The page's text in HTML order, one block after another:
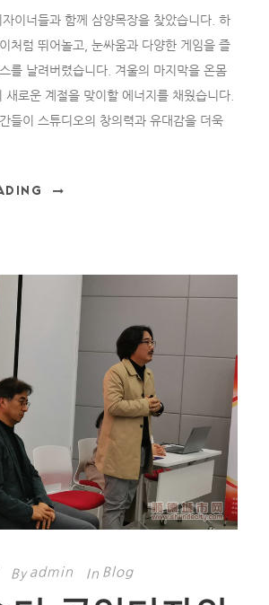
이너들과 함께 삼양목장을 찾았습니다. 하
처럼 뛰어놀고, 눈싸움과 다양한 게임을 즐
를 날려버렸습니다. 겨울의 마지막을 온몸
새로운 계절을 맞이할 에너지를 채웠습니다.
들이 스튜디오의 창의력과 유대감을 더욱
By admin In Blog